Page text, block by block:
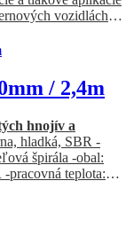
vozidlách
/ 2,4m
hnojív a
hladká, SBR -
špirála -obal:
pracovná teplota: